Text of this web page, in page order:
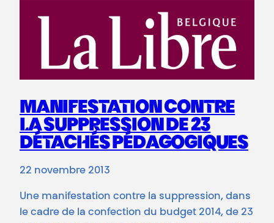
MANIFESTATION CONTRE
LA SUPPRESSION DE 23
DÉTACHÉS PÉDAGOGIQUES
22 novembre 2013
Une manifestation contre la suppression, dans
le cadre de la confection du budget 2014, de 23